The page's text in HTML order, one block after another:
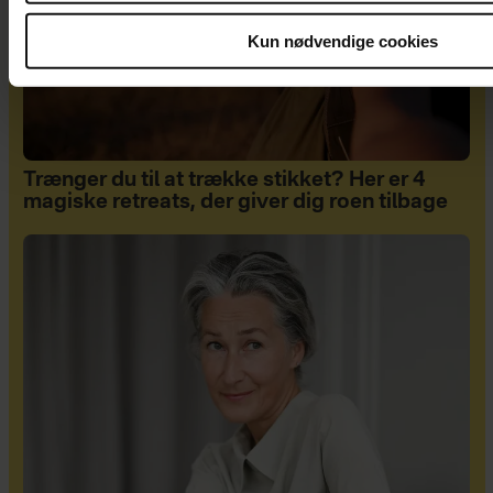
Kun nødvendige cookies
Trænger du til at trække stikket? Her er 4
magiske retreats, der giver dig roen tilbage